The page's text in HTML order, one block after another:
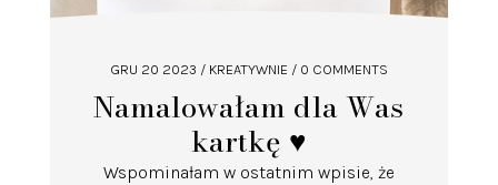
Namalowałam dla Was
kartkę ♥️
GRU 20 2023 / KREATYWNIE / 0 COMMENTS
Wspominałam w ostatnim wpisie, że